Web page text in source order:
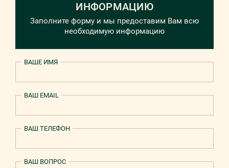
ИНФОРМАЦИЮ
Заполните форму и мы предоставим Вам всю
необходимую информацию
ВАШЕ ИМЯ
ВАШ EMAIL
ВАШ ТЕЛЕФОН
ВАШ ВОПРОС